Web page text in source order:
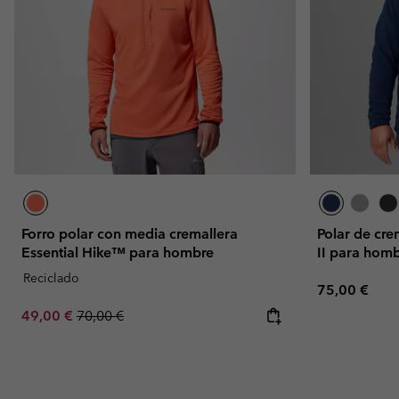
Forro polar con media cremallera
Essential Hike™ para hombre
Reciclado
Sale price:
49,00 € Regular price:
70,00 €
Polar de
II para
Regular
75,00 €